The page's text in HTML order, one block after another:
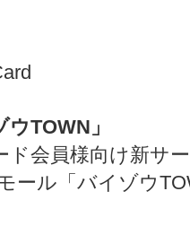
TOWN」
会員様向け新サ
ール「バイゾウ